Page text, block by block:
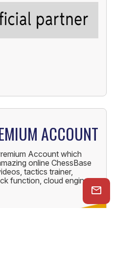
ACCOUNT
Account which
online ChessBase
tactics trainer,
function, cloud engine